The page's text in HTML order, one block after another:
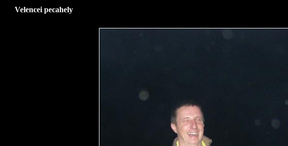
Velencei pecahely